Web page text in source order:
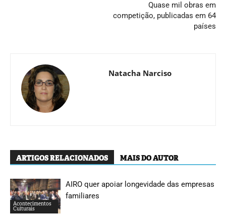
Quase mil obras em
competição, publicadas em 64
países
Natacha Narciso
ARTIGOS RELACIONADOS MAIS DO AUTOR
Acontecimentos
Culturais
AIRO quer apoiar longevidade das empresas
familiares